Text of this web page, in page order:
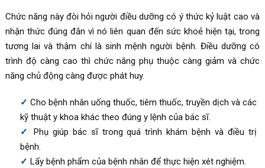
Chức năng này đòi hỏi người điều dưỡng có ý thức kỷ luật cao và
nhận thức đúng đắn vì nó liên quan đến sức khoẻ hiện tại, trong
tương lai và thậm chí là sinh mệnh người bệnh. Điều dưỡng có
trình độ càng cao thì chức năng phụ thuộc càng giảm và chức
năng chủ động càng được phát huy.
Cho bệnh nhân uống thuốc, tiêm thuốc, truyền dịch và các
kỹ thuật y khoa khác theo đúng y lệnh của bác sĩ.
Phụ giúp bác sĩ trong quá trình khám bệnh và điều trị
bệnh.
Lấy bệnh phẩm của bệnh nhân để thực hiện xét nghiệm.